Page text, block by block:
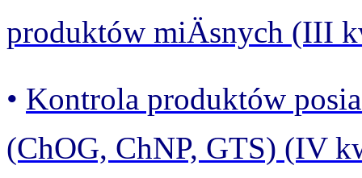
produktów miÄsnych (III
• Kontrola produktów
(ChOG, ChNP, GTS) (IV